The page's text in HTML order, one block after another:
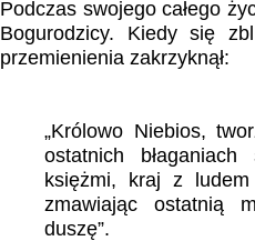
Podczas swojego całego
Bogurodzicy. Kiedy się
przemienienia zakrzyknął:
„Królowo Niebios,
ostatnich
księżmi, kraj z
zmawiając ostatnią
duszę”.